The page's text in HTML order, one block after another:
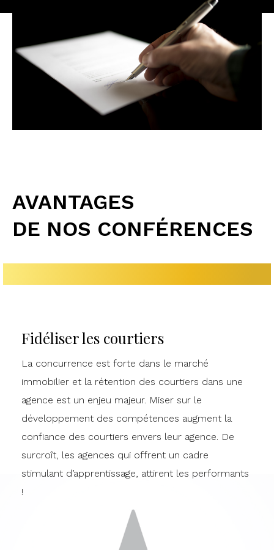
AVANTAGES
DE NOS CONFÉRENCES
Fidéliser les courtiers
La concurrence est forte dans le marché
immobilier et la rétention des courtiers dans une
agence est un enjeu majeur. Miser sur le
développement des compétences augment la
confiance des courtiers envers leur agence. De
surcroît, les agences qui offrent un cadre
stimulant d’apprentissage, attirent les performants
!